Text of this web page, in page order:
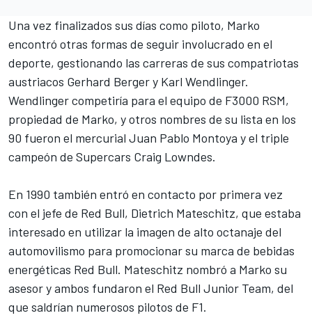
Una vez finalizados sus días como piloto, Marko
encontró otras formas de seguir involucrado en el
deporte, gestionando las carreras de sus compatriotas
austriacos Gerhard Bergery Karl Wendlinger.
Wendlinger competiría para el equipo de F3000 RSM,
propiedad de Marko, y otros nombres de su lista en los
90 fueron el mercurial Juan Pablo Montoya y el triple
campeón de Supercars Craig Lowndes.
En 1990 también entró en contacto por primera vez
con el jefe de Red Bull, Dietrich Mateschitz, que estaba
interesado en utilizar la imagen de alto octanaje del
automovilismo para promocionar su marca de bebidas
energéticas Red Bull. Mateschitz nombró a Marko su
asesor y ambos fundaron el Red Bull Junior Team, del
que saldrían numerosos pilotos de F1.